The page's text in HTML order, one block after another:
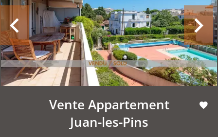
Vente Appartement
Juan-les-Pins